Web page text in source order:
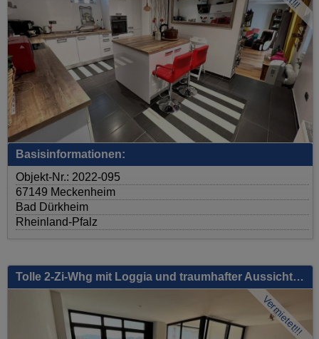
Basisinformationen:
Objekt-Nr.: 2022-095
67149 Meckenheim
Bad Dürkheim
Rheinland-Pfalz
Tolle 2-Zi-Whg mit Loggia und traumhafter Aussicht, ca.73m², Aufzug, EBK, uvm.
Vermietet!!!